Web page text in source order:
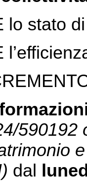
lo stato
590192
dal